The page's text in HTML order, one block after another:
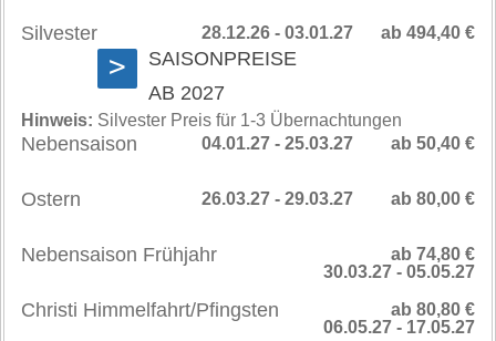
Silvester ab 494,40 €
28.12.26 - 03.01.27
>
SAISONPREISE
AB 2027
Hinweis: Silvester Preis für 1-3 Übernachtungen
Nebensaison ab 50,40 €
04.01.27 - 25.03.27
Ostern ab 80,00 €
26.03.27 - 29.03.27
Nebensaison Frühjahr
ab 74,80 €
30.03.27 - 05.05.27
Christi Himmelfahrt/Pfingsten
ab 80,80 €
06.05.27 - 17.05.27